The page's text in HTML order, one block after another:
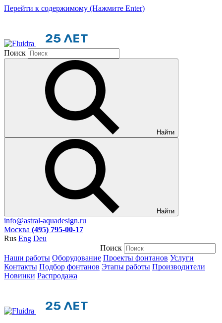
Перейти к содержимому (Нажмите Enter)
Поиск
Найти
Найти
info@astral-aquadesign.ru
Москва (495) 795-00-17
Rus Eng Deu
Поиск
Наши работы Оборудование Проекты фонтанов Услуги
Контакты Подбор фонтанов Этапы работы Производители
Новинки Распродажа